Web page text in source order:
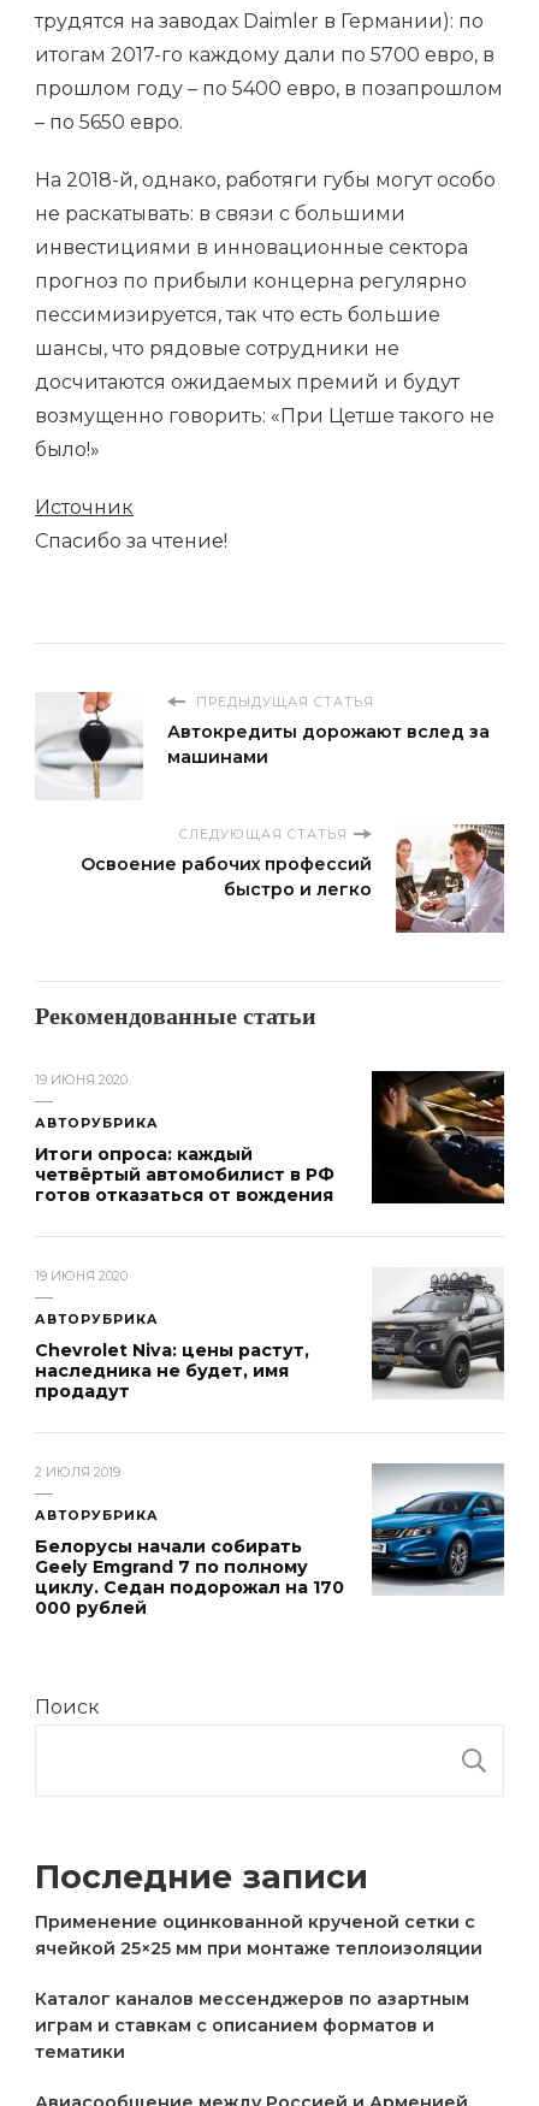
трудятся на заводах Daimler в Германии): по
итогам 2017-го каждому дали по 5700 евро, в
прошлом году – по 5400 евро, в позапрошлом
– по 5650 евро.
На 2018-й, однако, работяги губы могут особо
не раскатывать: в связи с большими
инвестициями в инновационные сектора
прогноз по прибыли концерна регулярно
пессимизируется, так что есть большие
шансы, что рядовые сотрудники не
досчитаются ожидаемых премий и будут
возмущенно говорить: «При Цетше такого не
было!»
Источник
Спасибо за чтение!
ПРЕДЫДУЩАЯ СТАТЬЯ
Автокредиты дорожают вслед за
машинами
СЛЕДУЮЩАЯ СТАТЬЯ
Освоение рабочих профессий
быстро и легко
Рекомендованные статьи
19 ИЮНЯ 2020
АВТОРУБРИКА
Итоги опроса: каждый
четвёртый автомобилист в РФ
готов отказаться от вождения
19 ИЮНЯ 2020
АВТОРУБРИКА
Chevrolet Niva: цены растут,
наследника не будет, имя
продадут
2 ИЮЛЯ 2019
АВТОРУБРИКА
Белорусы начали собирать
Geely Emgrand 7 по полному
циклу. Седан подорожал на 170
000 рублей
Поиск
Последние записи
Применение оцинкованной крученой сетки с
ячейкой 25×25 мм при монтаже теплоизоляции
Каталог каналов мессенджеров по азартным
играм и ставкам с описанием форматов и
тематики